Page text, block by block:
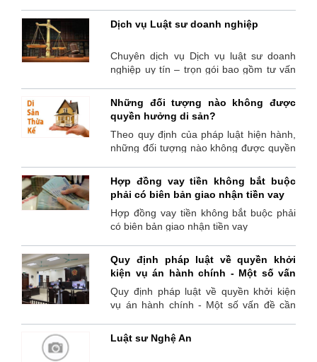
nhiều vụ án trong nhiều lĩnh vực. Mọi chi
tiết liên hệ văn phòng Luật sư số 1 Nghệ
Quang Hảo
Dịch vụ Luật sư doanh nghiệp
Chuyên dịch vụ Dịch vụ luật sư doanh
nghiệp uy tín – trọn gói bao gồm tư vấn
toán thuế - BHXH – Lao động – Hành
chính – giấy phép con – kiểm tra tư vấn
hợp đồng,… Đội ngũ Luật sư nhiều năm
kinh nghiệm trong hoạt động tư vấn và
giải quyết các vướng mắc liên quan đến
Những đối tượng nào không được
quyền hưởng di sản?
Theo quy định của pháp luật hiện hành,
những đối tượng nào không được quyền
Hợp đồng vay tiền không bắt buộc
phải có biên bản giao nhận tiền vay
Hợp đồng vay tiền không bắt buộc phải
có biên bản giao nhận tiền vay
Quy định pháp luật về quyền khởi
kiện vụ án hành chính - Một số vấn
đề cần làm rõ
Quy định pháp luật về quyền khởi kiện
vụ án hành chính - Một số vấn đề cần
Luật sư Nghệ An